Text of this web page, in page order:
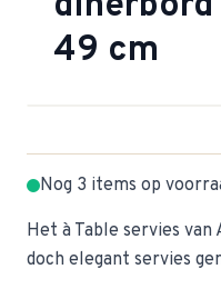
49 cm
Nog 3 items op
Het à Table servies
doch elegant servies